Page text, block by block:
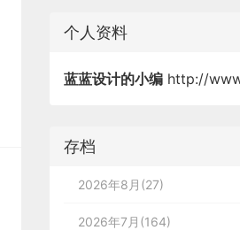
个人资料
蓝蓝设计的小编 http://
存档
2026年8月(27)
2026年7月(164)